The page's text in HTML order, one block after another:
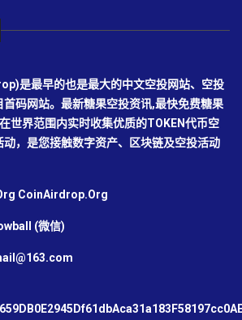
是最早的也是最大的中文空投网站、空投
码网站。最新糖果空投资讯,最快免费糖果
世界范围内实时收集优质的TOKEN代币空
，是您接触数字资产、区块链及空投活动
CoinAirdrop.Org
(微信)